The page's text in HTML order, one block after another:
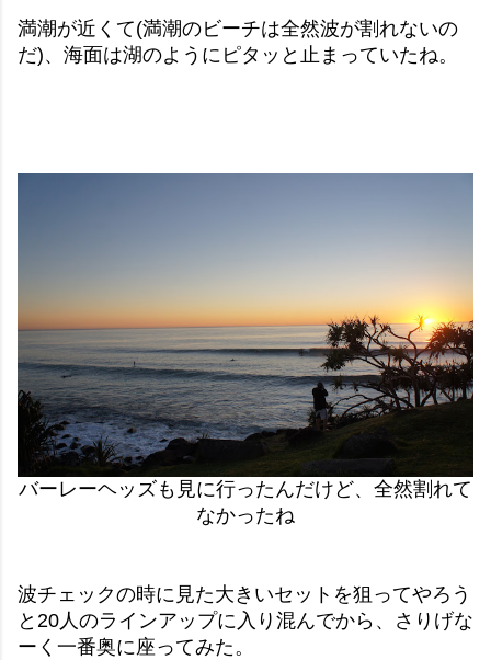
満潮が近くて(満潮のビーチは全然波が割れないの
だ)、海面は湖のようにピタッと止まっていたね。
バーレーヘッズも見に行ったんだけど、全然割れて
なかったね
波チェックの時に見た大きいセットを狙ってやろう
と20人のラインアップに入り混んでから、さりげな
ーく一番奥に座ってみた。